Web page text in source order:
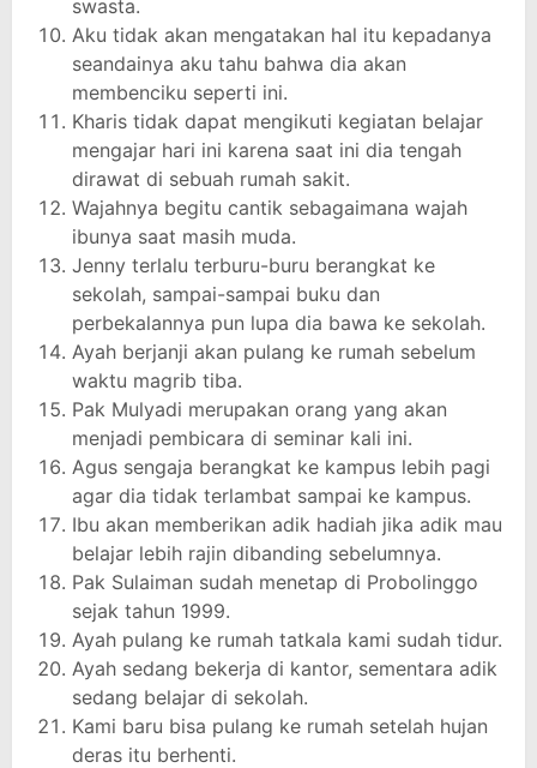
swasta.
Aku tidak akan mengatakan hal itu kepadanya
seandainya aku tahu bahwa dia akan
membenciku seperti ini.
Kharis tidak dapat mengikuti kegiatan belajar
mengajar hari ini karena saat ini dia tengah
dirawat di sebuah rumah sakit.
Wajahnya begitu cantik sebagaimana wajah
ibunya saat masih muda.
Jenny terlalu terburu-buru berangkat ke
sekolah, sampai-sampai buku dan
perbekalannya pun lupa dia bawa ke sekolah.
Ayah berjanji akan pulang ke rumah sebelum
waktu magrib tiba.
Pak Mulyadi merupakan orang yang akan
menjadi pembicara di seminar kali ini.
Agus sengaja berangkat ke kampus lebih pagi
agar dia tidak terlambat sampai ke kampus.
Ibu akan memberikan adik hadiah jika adik mau
belajar lebih rajin dibanding sebelumnya.
Pak Sulaiman sudah menetap di Probolinggo
sejak tahun 1999.
Ayah pulang ke rumah tatkala kami sudah tidur.
Ayah sedang bekerja di kantor, sementara adik
sedang belajar di sekolah.
Kami baru bisa pulang ke rumah setelah hujan
deras itu berhenti.